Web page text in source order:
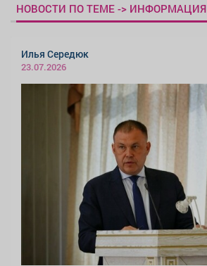
НОВОСТИ ПО ТЕМЕ -> ИНФОРМАЦИЯ
Илья Середюк
23.07.2026